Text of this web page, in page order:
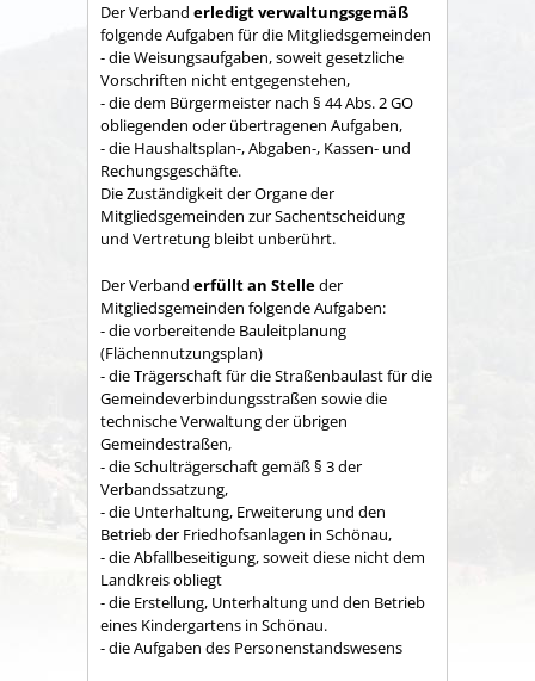
Der Verband erledigt verwaltungsgemäß
folgende Aufgaben für die Mitgliedsgemeinden
- die Weisungsaufgaben, soweit gesetzliche
Vorschriften nicht entgegenstehen,
- die dem Bürgermeister nach § 44 Abs. 2 GO
obliegenden oder übertragenen Aufgaben,
- die Haushaltsplan-, Abgaben-, Kassen- und
Rechungs­geschäfte.
Die Zuständigkeit der Organe der
Mitgliedsgemeinden zur Sachent­scheidung
und Vertretung bleibt unberührt.
Der Verband erfüllt an Stelleder
Mitgliedsgemeinden folgende Aufgaben:
- die vorbereitende Bauleitplanung
(Flächennutzungsplan)
- die Trägerschaft für die Straßenbaulast für die
Gemeindeverbindungsstraßen sowie die
technische Verwaltung der übrigen
Gemeindestraßen,
- die Schulträgerschaft gemäß § 3 der
Verbandssatzung,
- die Unterhaltung, Erweiterung und den
Betrieb der Friedhofsanlagen in Schönau,
- die Abfallbeseitigung, soweit diese nicht dem
Land­kreis obliegt
- die Erstellung, Unterhaltung und den Betrieb
eines Kindergartens in Schönau.
- die Aufgaben des Personenstandswesens